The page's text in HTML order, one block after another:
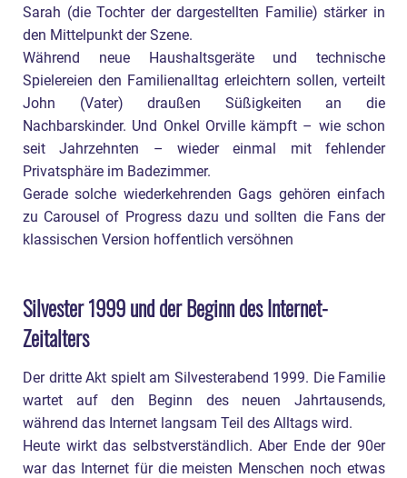
Sarah (die Tochter der dargestellten Familie) stärker in
den Mittelpunkt der Szene.
Während neue Haushaltsgeräte und technische
Spielereien den Familienalltag erleichtern sollen, verteilt
John (Vater) draußen Süßigkeiten an die
Nachbarskinder. Und Onkel Orville kämpft – wie schon
seit Jahrzehnten – wieder einmal mit fehlender
Privatsphäre im Badezimmer.
Gerade solche wiederkehrenden Gags gehören einfach
zu Carousel of Progress dazu und sollten die Fans der
klassischen Version hoffentlich versöhnen
Silvester 1999 und der Beginn des Internet-
Zeitalters
Der dritte Akt spielt am Silvesterabend 1999. Die Familie
wartet auf den Beginn des neuen Jahrtausends,
während das Internet langsam Teil des Alltags wird.
Heute wirkt das selbstverständlich. Aber Ende der 90er
war das Internet für die meisten Menschen noch etwas